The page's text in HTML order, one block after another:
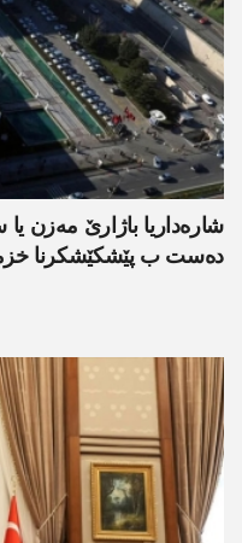
شارەداریا باژارێ مەزن
دەست ب پێشکێشکرنا